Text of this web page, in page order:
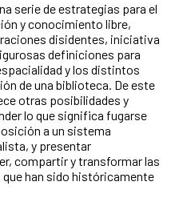
serie de estrategias para el
y conocimiento libre,
disidentes, iniciativa
definiciones para
y los distintos
de una biblioteca. De este
otras posibilidades y
lo que significa fugarse
a un sistema
y presentar
compartir y transformar las
han sido históricamente